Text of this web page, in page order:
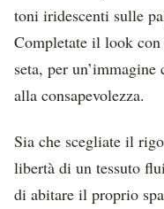
toni iridescenti sulle
Completate il look con
seta, per
alla consapevolezza.
Sia che scegliate il
libertà di un tessuto
di abitare il proprio